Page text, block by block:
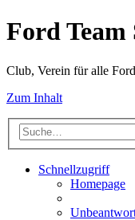
Ford Team
Club, Verein für alle
Zum Inhalt
Schnellzugriff
Homepage